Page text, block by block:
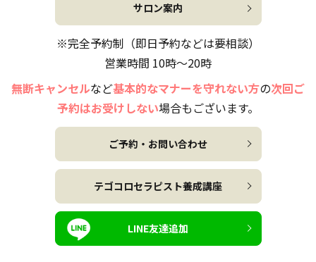
サロン案内
※完全予約制（即日予約などは要相談）
営業時間 10時～20時
無断キャンセルなど基本的なマナーを守れない方の次回ご
予約はお受けしない場合もございます。
ご予約・お問い合わせ
テゴコロセラピスト養成講座
LINE友達追加